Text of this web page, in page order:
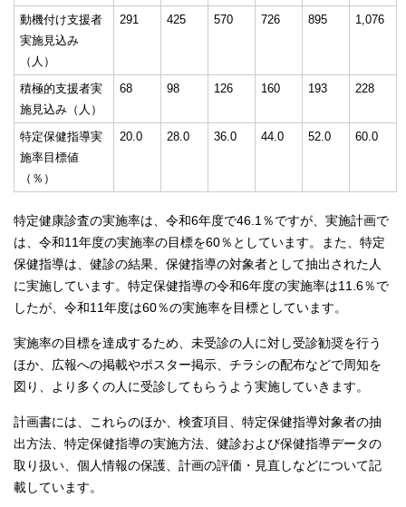
動機付け支援者
実施見込み
（人）
291 425 570 726 895 1,076
積極的支援者実
施見込み（人）
68 98 126 160 193 228
特定保健指導実
施率目標値
（％）
20.0 28.0 36.0 44.0 52.0 60.0
特定健康診査の実施率は、令和6年度で46.1％ですが、実施計画で
は、令和11年度の実施率の目標を60％としています。また、特定
保健指導は、健診の結果、保健指導の対象者として抽出された人
に実施しています。特定保健指導の令和6年度の実施率は11.6％で
したが、令和11年度は60％の実施率を目標としています。
実施率の目標を達成するため、未受診の人に対し受診勧奨を行う
ほか、広報への掲載やポスター掲示、チラシの配布などで周知を
図り、より多くの人に受診してもらうよう実施していきます。
計画書には、これらのほか、検査項目、特定保健指導対象者の抽
出方法、特定保健指導の実施方法、健診および保健指導データの
取り扱い、個人情報の保護、計画の評価・見直しなどについて記
載しています。